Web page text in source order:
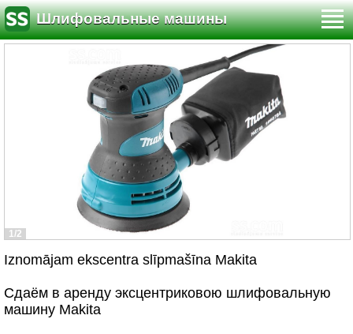
Шлифовальные машины
1/2
Iznomājam ekscentra slīpmašīna Makita
Сдаём в аренду эксцентриковою шлифовальную
машину Makita